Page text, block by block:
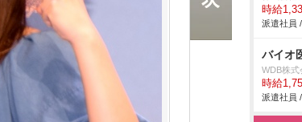
時給
派遣社員
バイオ
WDB株式
時給
派遣社員